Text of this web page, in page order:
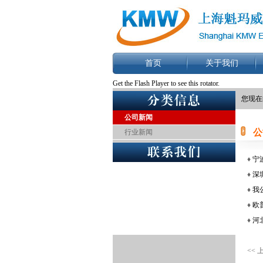
首页 关于我们
Get the Flash Player to see this rotator.
公司新闻
行业新闻
您现
♦ 宁
♦ 深
♦ 我
♦ 欧
♦ 河
<<